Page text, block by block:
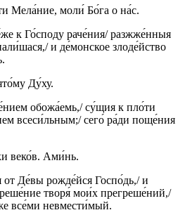
Мела́ние, моли́ Бо́га о на́с.
к Го́споду раче́ния/ разжже́нныя
и де́монское злоде́йство
Ду́ху.
обожа́емь,/ су́щия к пло́ти
всеси́льным;/ сего́ ра́ди поще́ния
веко́в. Ами́нь.
Де́вы рожде́йся Госпо́дь,/ и
творя́ мои́х прегреше́ний,/
все́ми невмести́мый.